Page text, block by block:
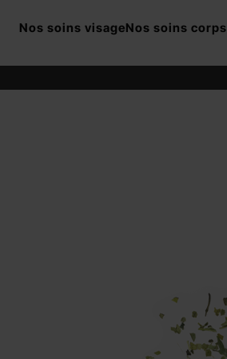
Nos soins visageNos soins corps